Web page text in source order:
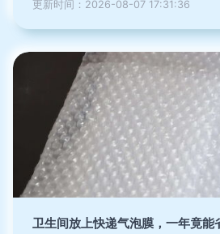
更新时间：2026-08-07 17:31:36
卫生间放上快递气泡膜，一年竟能